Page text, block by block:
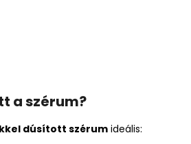
a szérum?
dúsított szérum ideális: